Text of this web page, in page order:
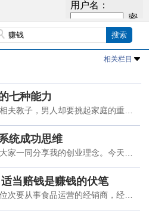
相关栏目
七种能力
夫教子，男人却要挑起家庭的重
网小编就给大家带来男人必
统成功思维
家一同分享我的创业理念。今天和
清楚创业是个什
当赔钱是赚钱的伏笔
次要从事食品运营的经销商，经他